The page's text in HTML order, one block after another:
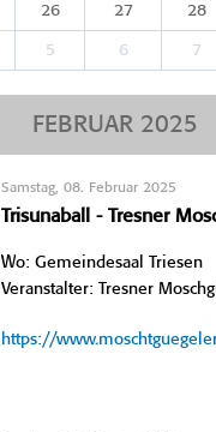
26 27 28
5 6 7
FEBRUAR 2025
Samstag, 08. Februar 2025
Trisunaball - Tresner
Wo: Gemeindesaal Triesen
Veranstalter: Tresner
https://